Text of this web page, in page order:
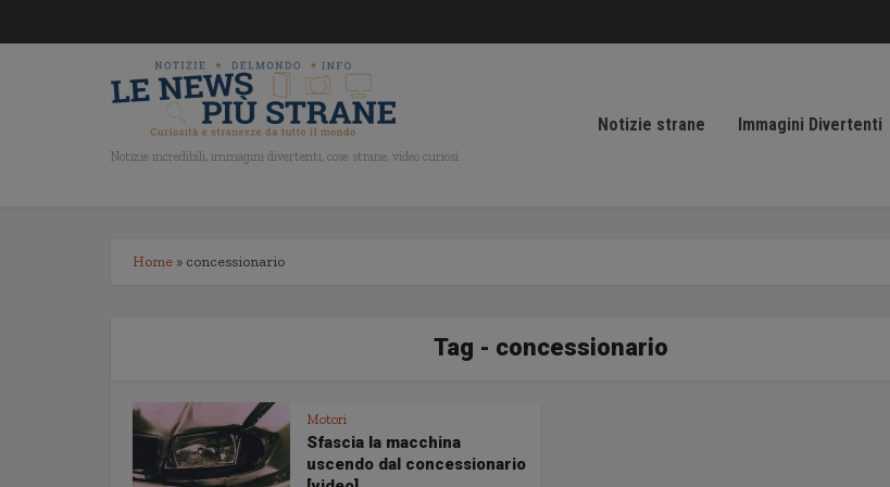
Notizie incredibili, immagini divertenti, cose strane, video curiosi
Notizie strane Immagini Divertenti
Home » concessionario
Tag - concessionario
Motori
Sfascia la macchina
uscendo dal concessionario